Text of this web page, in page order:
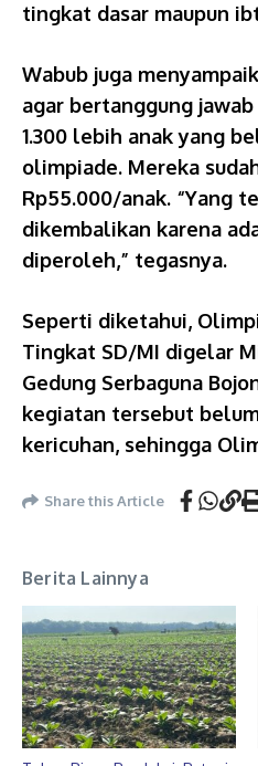
tingkat dasar maupun
Wabub juga
agar bertanggung
1.300 lebih anak yang
olimpiade. Mereka
Rp55.000/anak. “Yang
dikembalikan karena
diperoleh,” tegasnya.
Seperti diketahui,
Tingkat SD/MI digelar
Gedung Serbaguna
kegiatan tersebut
kericuhan, sehingga
Share this Article
Berita Lainnya